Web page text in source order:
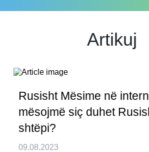
Artikuj
Rusisht Mësime në
mësojmë siç duhet
shtëpi?
09.08.2023